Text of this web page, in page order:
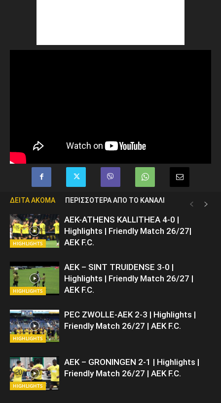
ΔΕΙΤΑ ΑΚΟΜΑ ΠΕΡΙΣΣΟΤΕΡΑ ΑΠΟ ΤΟ ΚΑΝΑΛΙ
HIGHLIGHTS
ΑΕΚ-ATHENS KALLITHEA 4-0 |
Highlights | Friendly Match 26/27|
AEK F.C.
HIGHLIGHTS
ΑΕΚ – SINT TRUIDENSE 3-0 |
Highlights | Friendly Match 26/27 |
ΑΕΚ F.C.
HIGHLIGHTS
PEC ZWOLLE-AEK 2-3 | Highlights |
Friendly Match 26/27 | ΑΕΚ F.C.
HIGHLIGHTS
AEK – GRONINGEN 2-1 | Highlights |
Friendly Match 26/27 | ΑΕΚ F.C.